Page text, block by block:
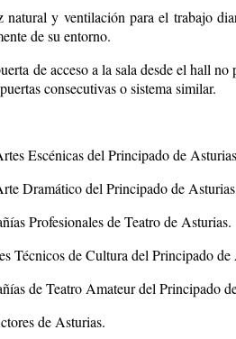
natural y ventilación para el trabajo
de su entorno.
de acceso a la sala desde el hall
consecutivas o sistema similar.
Escénicas del Principado de
Dramático del Principado de
Profesionales de Teatro de Asturias.
Técnicos de Cultura del Principado de
de Teatro Amateur del Principado
de Asturias.